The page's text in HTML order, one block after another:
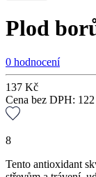
Plod
0 hodnocení
137 Kč
Cena bez DPH: 122
8
Tento antioxidant